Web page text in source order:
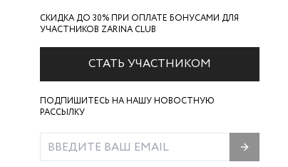
СКИДКА ДО 30% ПРИ ОПЛАТЕ БОНУСАМИ ДЛЯ
УЧАСТНИКОВ ZARINA CLUB
СТАТЬ УЧАСТНИКОМ
ПОДПИШИТЕСЬ НА НАШУ НОВОСТНУЮ
РАССЫЛКУ